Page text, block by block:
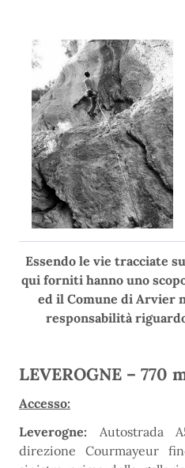
Essendo le vie tracciate
qui forniti hanno uno
ed il Comune di Arvier
responsabilità
LEVEROGNE – 770
Accesso:
Leverogne: Autostrada
direzione Courmayeur